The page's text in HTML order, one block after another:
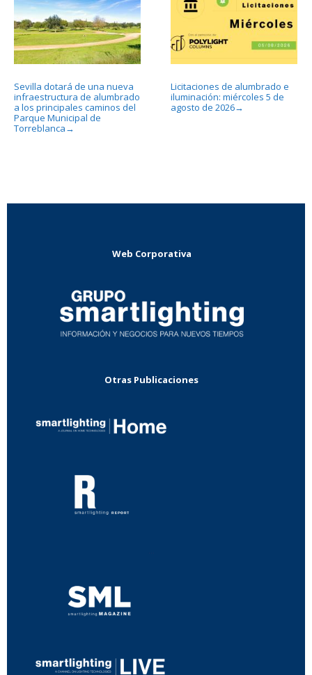
Sevilla dotará de una nueva
infraestructura de alumbrado
a los principales caminos del
Parque Municipal de
Torreblanca →
Licitaciones de alumbrado e
iluminación: miércoles 5 de
agosto de 2026→
Web Corporativa
Otras Publicaciones